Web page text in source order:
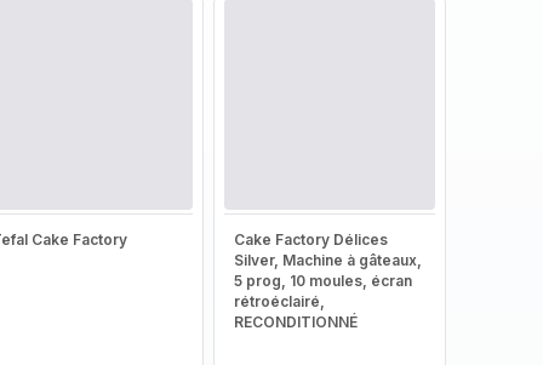
Cake Factory
Cake Factory Délices
Silver, Machine à gâteaux,
5 prog, 10 moules, écran
rétroéclairé,
RECONDITIONNÉ